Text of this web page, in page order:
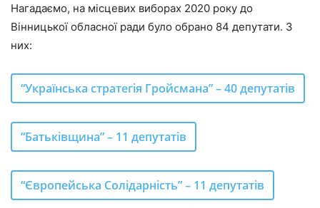
Нагадаємо, на місцевих виборах 2020 року до
Вінницької обласної ради було обрано 84 депутати. З
них:
“Українська стратегія Гройсмана” – 40 депутатів
“Батьківщина” – 11 депутатів
“Європейська Солідарність” – 11 депутатів